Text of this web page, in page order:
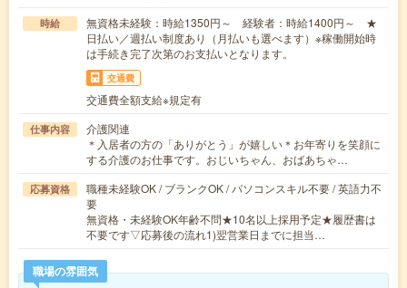
時給
無資格未経験：時給1350円～ 経験者：時給1400円～ ★
日払い／週払い制度あり（月払いも選べます）※稼働開始時
は手続き完了次第のお支払いとなります。
交通費
交通費全額支給※規定有
仕事内容
介護関連
＊入居者の方の「ありがとう」が嬉しい＊お年寄りを笑顔に
する介護のお仕事です。おじいちゃん、おばあちゃ…
応募資格
職種未経験OK / ブランクOK / パソコンスキル不要 / 英語力不
要
無資格・未経験OK年齢不問★10名以上採用予定★履歴書は
不要です▽応募後の流れ1)翌営業日までに担当…
職場の雰囲気